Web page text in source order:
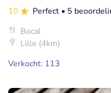
10
Perfect • 5
Bocal
Lille (4km)
Verkocht: 113